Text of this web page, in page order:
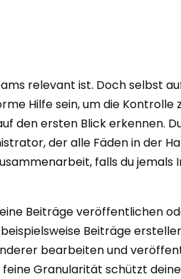
relevant ist. Doch selbst
Hilfe sein, um die
den ersten Blick erkennen.
der alle Fäden in der
falls du
Beiträge veröffentlichen
Beiträge
bearbeiten und
Granularität schützt